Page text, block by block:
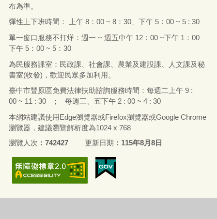
布為準。
彈性上下班時間： 上午8： 00 ~ 8： 30、下午5： 00 ~ 5 : 30
單一窗口服務不打烊：週一 ~ 週五中午12： 00 ~下午1 ： 00
下午5： 00 ~ 5： 30
為民服務課室：民政課、社會課、農業及建設課、人文課及秘
書室(收發) ，歡迎民眾多加利用。
臺中市豐原區免費法律扶助諮詢服務時間：每週二上午 9 :
00 ~ 11 : 30 ； 每週 三 五下午2 : 00 ~ 4 : 30
本網站建議使用Edge瀏覽器或Firefox瀏覽器或Google Chrome
瀏覽器，建議瀏覽解析度為1024 x 768
瀏覽人次
742427 更新日期 115年8月8日